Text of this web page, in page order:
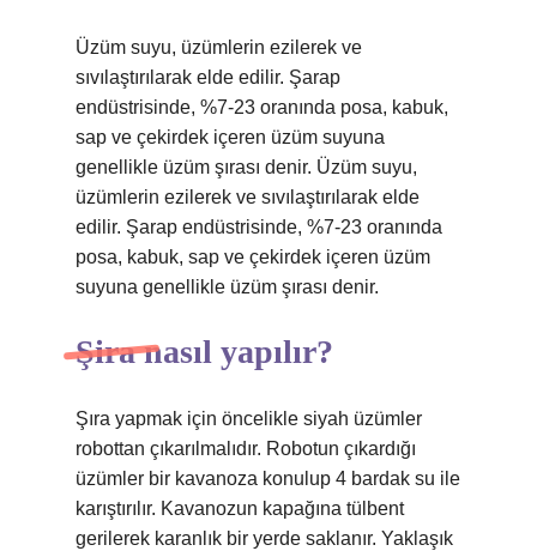
Üzüm suyu, üzümlerin ezilerek ve
sıvılaştırılarak elde edilir. Şarap
endüstrisinde, %7-23 oranında posa, kabuk,
sap ve çekirdek içeren üzüm suyuna
genellikle üzüm şırası denir. Üzüm suyu,
üzümlerin ezilerek ve sıvılaştırılarak elde
edilir. Şarap endüstrisinde, %7-23 oranında
posa, kabuk, sap ve çekirdek içeren üzüm
suyuna genellikle üzüm şırası denir.
Şira nasıl yapılır?
Şıra yapmak için öncelikle siyah üzümler
robottan çıkarılmalıdır. Robotun çıkardığı
üzümler bir kavanoza konulup 4 bardak su ile
karıştırılır. Kavanozun kapağına tülbent
gerilerek karanlık bir yerde saklanır. Yaklaşık